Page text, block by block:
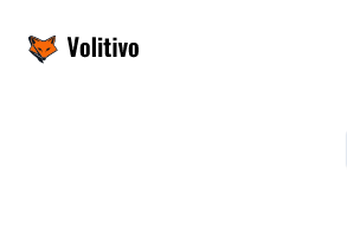
Volitivo